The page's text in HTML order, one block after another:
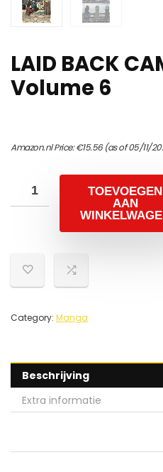
LAID BACK
Volume 6
Amazon.nl Price:€15.56(as of 05/11/
TOEVOEGEN
AAN
Category: Manga
Beschrijving
Extra informatie